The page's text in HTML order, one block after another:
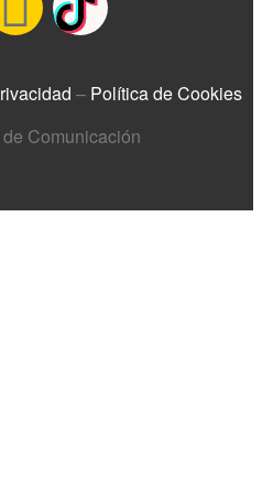
– Política de Cookies
Comunicación